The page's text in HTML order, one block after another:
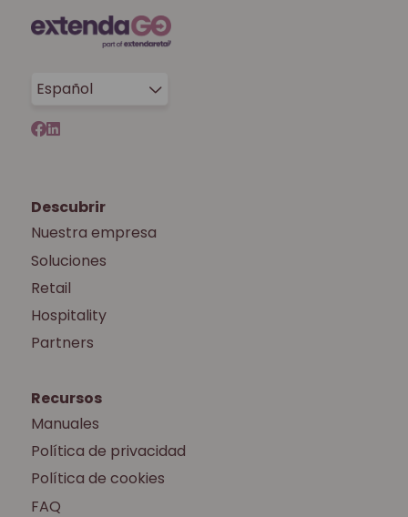
Español
Descubrir
Nuestra empresa
Soluciones
Retail
Hospitality
Partners
Recursos
Manuales
Política de privacidad
Política de cookies
FAQ